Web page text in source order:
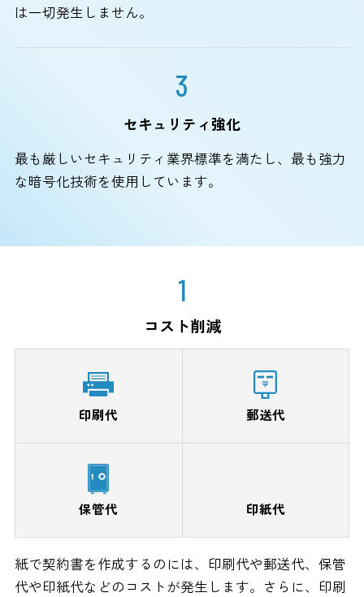
は一切発生しません。
3
セキュリティ強化
最も厳しいセキュリティ業界標準を満たし、最も強力
な暗号化技術を使用しています。
1
コスト削減
印刷代 郵送代
保管代 印紙代
紙で契約書を作成するのには、印刷代や郵送代、保管
代や印紙代などのコストが発生します。さらに、印刷